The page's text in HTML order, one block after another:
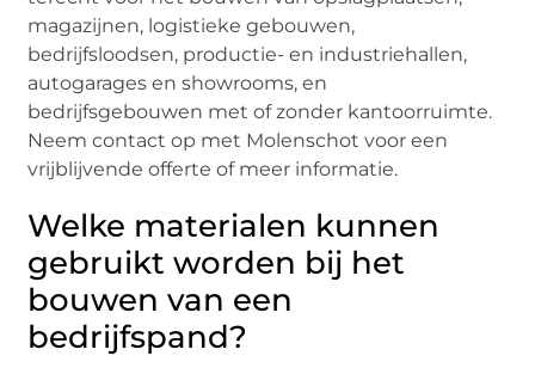
magazijnen, logistieke gebouwen,
bedrijfsloodsen, productie- en industriehallen,
autogarages en showrooms, en
bedrijfsgebouwen met of zonder kantoorruimte.
Neem contact op met Molenschot voor een
vrijblijvende offerte of meer informatie.
Welke materialen kunnen
gebruikt worden bij het
bouwen van een
bedrijfspand?